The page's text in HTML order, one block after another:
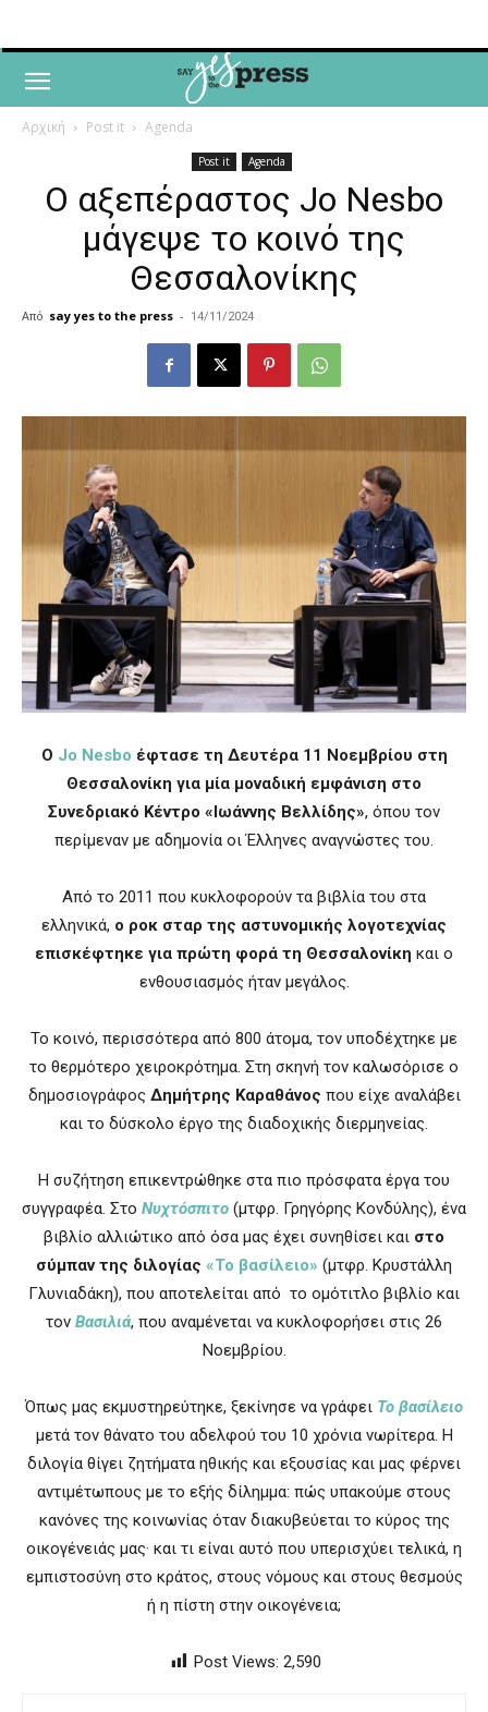
Αρχική Post it Agenda
Post it Agenda
Ο αξεπέραστος Jo Nesbo
μάγεψε το κοινό της
Θεσσαλονίκης
Από say yes to the press - 14/11/2024
Ο Jo Nesbo έφτασε τη Δευτέρα 11 Νοεμβρίου στη
Θεσσαλονίκη για μία μοναδική εμφάνιση στο
Συνεδριακό Κέντρο «Ιωάννης Βελλίδης», όπου τον
περίμεναν με αδημονία οι Έλληνες αναγνώστες του.
Από το 2011 που κυκλοφορούν τα βιβλία του στα
ελληνικά, ο ροκ σταρ της αστυνομικής λογοτεχνίας
επισκέφτηκε για πρώτη φορά τη Θεσσαλονίκη και ο
ενθουσιασμός ήταν μεγάλος.
Το κοινό, περισσότερα από 800 άτομα, τον υποδέχτηκε με
το θερμότερο χειροκρότημα. Στη σκηνή τον καλωσόρισε ο
δημοσιογράφος Δημήτρης Καραθάνος που είχε αναλάβει
και το δύσκολο έργο της διαδοχικής διερμηνείας.
Η συζήτηση επικεντρώθηκε στα πιο πρόσφατα έργα του
συγγραφέα. Στο Νυχτόσπιτο (μτφρ. Γρηγόρης Κονδύλης), ένα
βιβλίο αλλιώτικο από όσα μας έχει συνηθίσει και στο
σύμπαν της διλογίας «Το βασίλειο» (μτφρ. Κρυστάλλη
Γλυνιαδάκη), που αποτελείται από το ομότιτλο βιβλίο και
τον Βασιλιά, που αναμένεται να κυκλοφορήσει στις 26
Νοεμβρίου.
Όπως μας εκμυστηρεύτηκε, ξεκίνησε να γράφει Το βασίλειο
μετά τον θάνατο του αδελφού του 10 χρόνια νωρίτερα. Η
διλογία θίγει ζητήματα ηθικής και εξουσίας και μας φέρνει
αντιμέτωπους με το εξής δίλημμα: πώς υπακούμε στους
κανόνες της κοινωνίας όταν διακυβεύεται το κύρος της
οικογένειάς μας· και τι είναι αυτό που υπερισχύει τελικά, η
εμπιστοσύνη στο κράτος, στους νόμους και στους θεσμούς
ή η πίστη στην οικογένεια;
Post Views: 2,590